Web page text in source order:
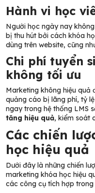
Hành vi học
Người học ngày nay
bị thu hút bởi cách khóa
dùng trên website, cũng
Chi phí tuyển
không tối ưu
Marketing không hiệu quả
quảng cáo bị lãng phí, tỷ
ngay trong hệ thống LMS
tăng hiệu quả, kiểm soát
Các chiến
học hiệu quả
Dưới đây là những chiến
marketing khóa học hiệu
các công cụ tích hợp trong